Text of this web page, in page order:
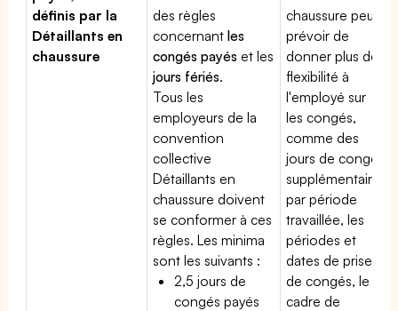
définis par la
Détaillants en
chaussure
des règles
concernantles
congés payés et les
jours fériés.
Tous les
employeurs de la
convention
collective
Détaillants en
chaussure doivent
se conformer à ces
règles. Les minima
sont les suivants :
2,5 jours de
congés payés
chaussure peut
prévoir de
donner plus de
flexibilité à
l'employé sur
les congés,
comme des
jours de congé
supplémentaires
par période
travaillée, les
périodes et
dates de prise
de congés, le
cadre de